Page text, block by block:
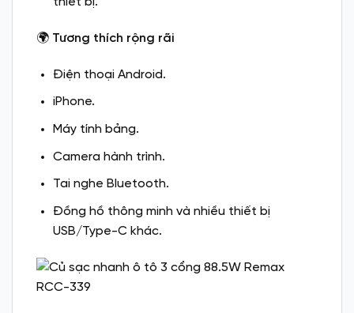
🌍 Tương thích rộng rãi
Điện thoại Android.
iPhone.
Máy tính bảng.
Camera hành trình.
Tai nghe Bluetooth.
Đồng hồ thông minh và nhiều thiết bị
USB/Type-C khác.